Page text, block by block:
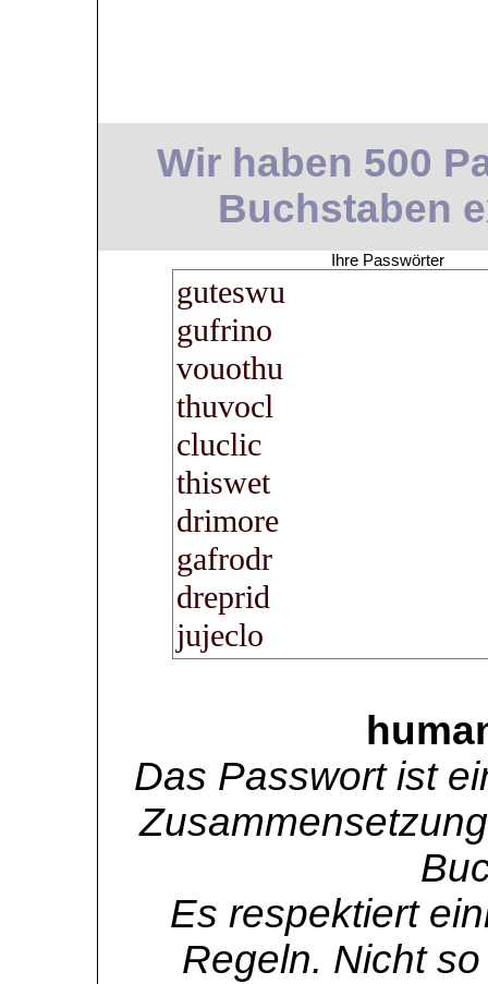
Wir haben 500
Buchstaben
Ihre Passwörter
Das Passwort ist
Es respektiert
Regeln. Nicht